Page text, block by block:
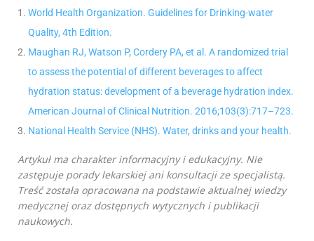
World Health Organization. Guidelines for Drinking-water
Quality, 4th Edition.
Maughan RJ, Watson P, Cordery PA, et al. A randomized trial
to assess the potential of different beverages to affect
hydration status: development of a beverage hydration index.
American Journal of Clinical Nutrition. 2016;103(3):717–723.
National Health Service (NHS). Water, drinks and your health.
Artykuł ma charakter informacyjny i edukacyjny. Nie
zastępuje porady lekarskiej ani konsultacji ze specjalistą.
Treść została opracowana na podstawie aktualnej wiedzy
medycznej oraz dostępnych wytycznych i publikacji
naukowych.